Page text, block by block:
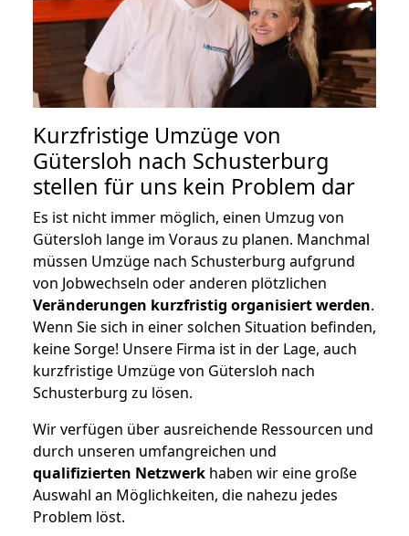
Kurzfristige Umzüge von
Gütersloh nach Schusterburg
stellen für uns kein Problem dar
Es ist nicht immer möglich, einen Umzug von
Gütersloh lange im Voraus zu planen. Manchmal
müssen Umzüge nach Schusterburg aufgrund
von Jobwechseln oder anderen plötzlichen
Veränderungen kurzfristig organisiert werden.
Wenn Sie sich in einer solchen Situation befinden,
keine Sorge! Unsere Firma ist in der Lage, auch
kurzfristige Umzüge von Gütersloh nach
Schusterburg zu lösen.
Wir verfügen über ausreichende Ressourcen und
durch unseren umfangreichen und
qualifizierten Netzwerk haben wir eine große
Auswahl an Möglichkeiten, die nahezu jedes
Problem löst.